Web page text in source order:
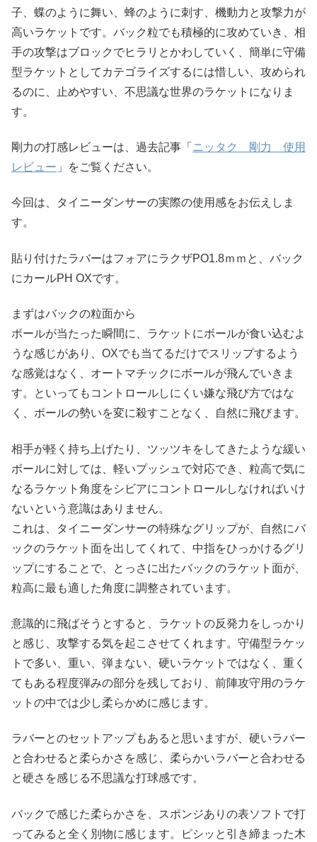
子、蝶のように舞い、蜂のように刺す、機動力と攻撃力が
高いラケットです。バック粒でも積極的に攻めていき、相
手の攻撃はブロックでヒラリとかわしていく、簡単に守備
型ラケットとしてカテゴライズするには惜しい、攻められ
るのに、止めやすい、不思議な世界のラケットになりま
す。
剛力の打感レビューは、過去記事「 ニッタク 剛力 使用
レビュー 」をご覧ください。
今回は、タイニーダンサーの実際の使用感をお伝えしま
す。
貼り付けたラバーはフォアにラクザPO1.8ｍｍと、バック
にカールPH OXです。
まずはバックの粒面から
ボールが当たった瞬間に、ラケットにボールが食い込むよ
うな感じがあり、OXでも当てるだけでスリップするよう
な感覚はなく、オートマチックにボールが飛んでいきま
す。といってもコントロールしにくい嫌な飛び方ではな
く、ボールの勢いを変に殺すことなく、自然に飛びます。
相手が軽く持ち上げたり、ツッツキをしてきたような緩い
ボールに対しては、軽いプッシュで対応でき、粒高で気に
なるラケット角度をシビアにコントロールしなければいけ
ないという意識はありません。
これは、タイニーダンサーの特殊なグリップが、自然にバ
ックのラケット面を出してくれて、中指をひっかけるグリ
ップにすることで、とっさに出たバックのラケット面が、
粒高に最も適した角度に調整されています。
意識的に飛ばそうとすると、ラケットの反発力をしっかり
と感じ、攻撃する気を起こさせてくれます。守備型ラケッ
トで多い、重い、弾まない、硬いラケットではなく、重く
てもある程度弾みの部分を残しており、前陣攻守用のラケ
ットの中では少し柔らかめに感じます。
ラバーとのセットアップもあると思いますが、硬いラバー
と合わせると柔らかさを感じ、柔らかいラバーと合わせる
と硬さを感じる不思議な打球感です。
バックで感じた柔らかさを、スポンジありの表ソフトで打
ってみると全く別物に感じます。ピシッと引き締まった木